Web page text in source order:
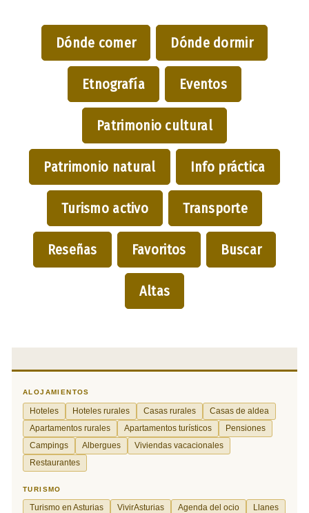
Dónde comer Dónde dormir
Etnografía Eventos
Patrimonio cultural
Patrimonio natural Info práctica
Turismo activo Transporte
Reseñas Favoritos Buscar
Altas